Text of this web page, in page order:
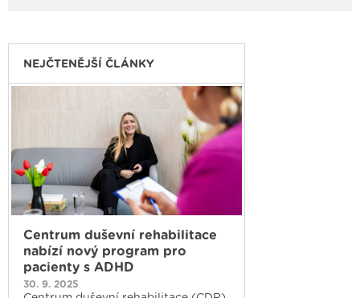
NEJČTENĚJŠÍ ČLÁNKY
Centrum duševní rehabilitace
nabízí nový program pro
pacienty s ADHD
30. 9. 2025